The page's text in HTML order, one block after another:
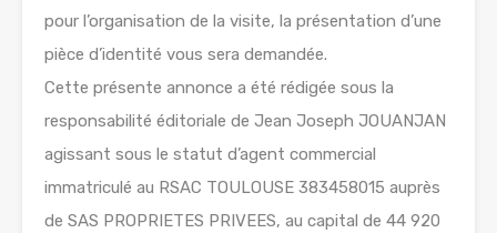
pour l’organisation de la visite, la présentation d’une
pièce d’identité vous sera demandée.
Cette présente annonce a été rédigée sous la
responsabilité éditoriale de Jean Joseph JOUANJAN
agissant sous le statut d’agent commercial
immatriculé au RSAC TOULOUSE 383458015 auprès
de SAS PROPRIETES PRIVEES, au capital de 44 920